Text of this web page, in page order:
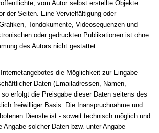
vom Autor selbst erstellte Objekte
der Seiten. Eine Vervielfältigung oder
Tondokumente, Videosequenzen und
oder gedruckten Publikationen ist ohne
des Autors nicht gestattet.
die Möglichkeit zur Eingabe
Daten (Emailadressen, Namen,
erfolgt die Preisgabe dieser Daten seitens des
freiwilliger Basis. Die Inanspruchnahme und
Dienste ist - soweit technisch möglich und
Angabe solcher Daten bzw. unter Angabe